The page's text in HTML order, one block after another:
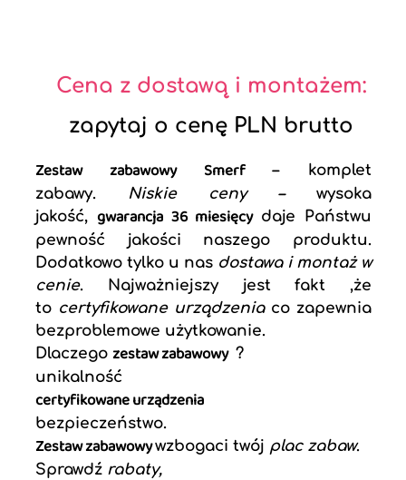
Cena z dostawą i montażem:
zapytaj o cenę PLN brutto
Zestaw zabawowy Smerf– komplet
zabawy. Niskie ceny –wysoka
jakość,gwarancja 36 miesięcy daje Państwu
pewność jakości naszego produktu.
Dodatkowo tylko u nas dostawa i montaż w
cenie. Najważniejszy jest fakt ,że
to certyfikowane urządzenia co zapewnia
bezproblemowe użytkowanie.
Dlaczego zestaw zabawowy ?
unikalność
certyfikowane urządzenia
bezpieczeństwo.
Zestaw zabawowywzbogaci twój plac zabaw.
Sprawdź rabaty,